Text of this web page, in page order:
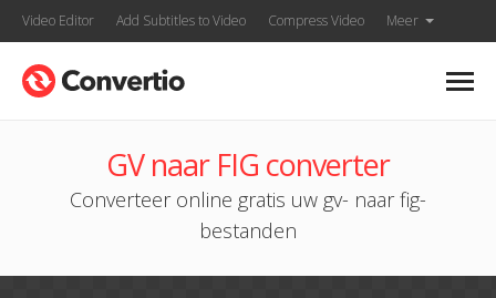
Video Editor Add Subtitles to Video Compress Video Meer
GV naar FIG converter
Converteer online gratis uw gv- naar fig-
bestanden